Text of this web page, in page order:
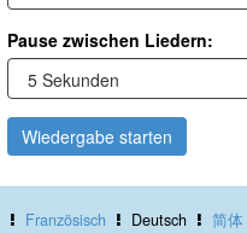
Pause zwischen Liedern:
Wiedergabe starten
Französisch Deutsch 简体